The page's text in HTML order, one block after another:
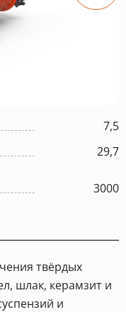
7,5
29,7
3000
твёрдых
шлак, керамзит и
и